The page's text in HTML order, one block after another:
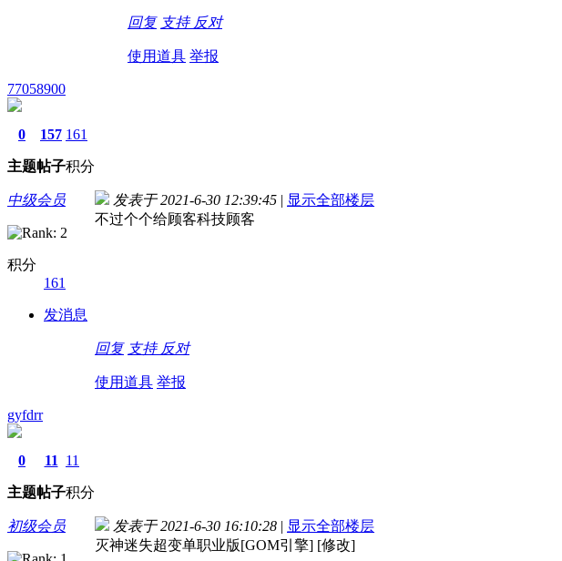
回复 支持 反对
使用道具 举报
77058900
0
主题
157
帖子
161
积分
中级会员
积分
161
发消息
发表于 2021-6-30 12:39:45 | 显示全部楼层
不过个个给顾客科技顾客
回复 支持 反对
使用道具 举报
gyfdrr
0
主题
11
帖子
11
积分
初级会员 发表于 2021-6-30 16:10:28 | 显示全部楼层
灭神迷失超变单职业版[GOM引擎] [修改]